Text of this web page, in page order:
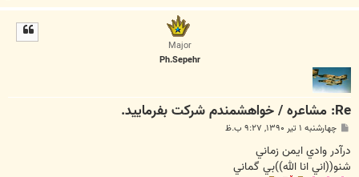
ا
Major
Ph.Sepehr
Re: مشاعره / خواهشمندم شرکت بفرماييد.
پ
ت
چهارشنبه ۱ تیر ۱۳۹۰, ۹:۲۷ ب.ظ
درآدر وادي ايمن زماني
شنو((اني انا الله))بي گماني